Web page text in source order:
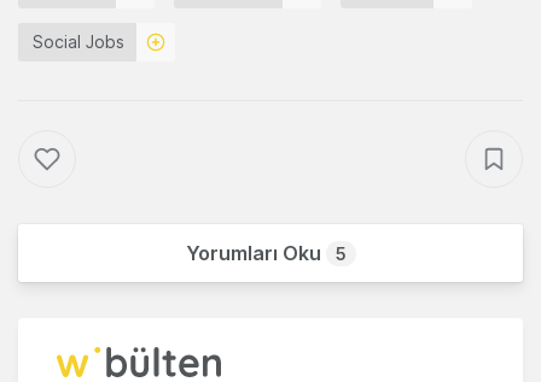
Social Jobs
Yorumları Oku 5